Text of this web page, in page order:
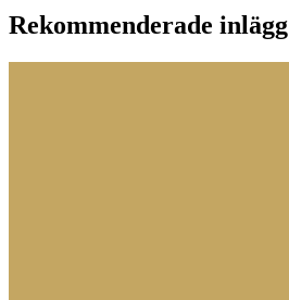
Rekommenderade inlägg